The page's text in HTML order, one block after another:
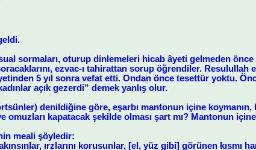
sormaları, oturup dinlemeleri hicab âyeti gelmeden
ezvac-ı tahirattan sorup öğrendiler. Resulullah
5 yıl sonra vefat etti. Ondan önce tesettür yoktu.
açık gezerdi” demek yanlış olur.
denildiğine göre, eşarbı mantonun içine koymanın,
kapatacak şekilde olması şart mı? Mantonun
meali şöyledir:
ırzlarını korusunlar, [el, yüz gibi] görünen kısmı